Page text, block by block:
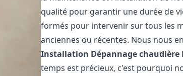
qualité pour garantir une durée de
formés pour intervenir sur tous les
anciennes ou récentes. Nous nous
Installation Dépannage chaudière
temps est précieux, c'est pourquoi